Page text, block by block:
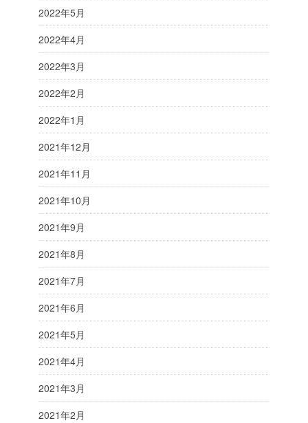
2022年5月
2022年4月
2022年3月
2022年2月
2022年1月
2021年12月
2021年11月
2021年10月
2021年9月
2021年8月
2021年7月
2021年6月
2021年5月
2021年4月
2021年3月
2021年2月